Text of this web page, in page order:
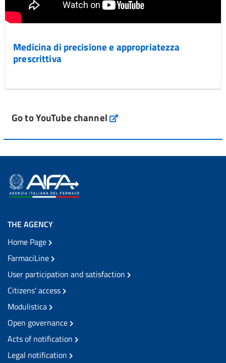
Medicina di precisione e appropriatezza
prescrittiva
Go to YouTube channel
THE AGENCY
Home Page
FarmaciLine
User participation and satisfaction
Citizens' access
Modulistica
Open governance
Acts of notification
Legal notification